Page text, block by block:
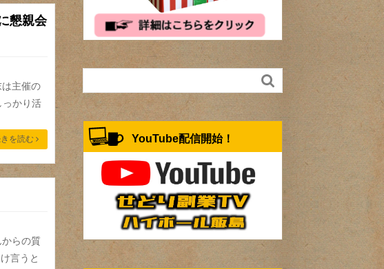
懇親会
主催の
っかり活
を読む
らの質
言うと

YouTube配信開始！